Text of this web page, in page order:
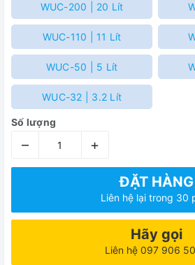
WUC-200 | 20 Lít
WUC-110 | 11 Lít
WUC-50 | 5 Lít
WUC-32 | 3.2 Lít
Số lượng
– +
ĐẶT HÀNG
Liên hệ lại trong 30
Hãy gọi
Liên hệ 097 906